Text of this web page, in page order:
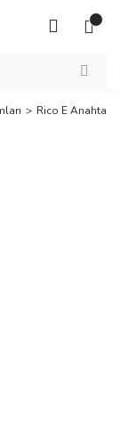
Rico E Anahtar